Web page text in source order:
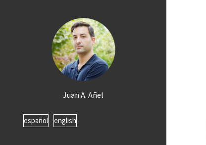
Juan A. Añel
español english